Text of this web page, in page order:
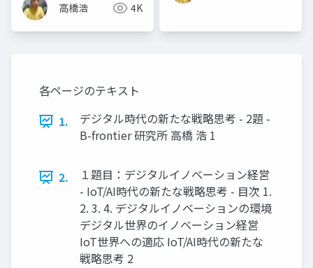
高橋浩 4K
各ページのテキスト
1.
デジタル時代の新たな戦略思考 - 2題 -
B-frontier 研究所 高橋 浩 1
2.
１題目：デジタルイノベーション経営
- IoT/AI時代の新たな戦略思考 - 目次 1.
2. 3. 4. デジタルイノベーションの環境
デジタル世界のイノベーション経営
IoT世界への適応 IoT/AI時代の新たな
戦略思考 2